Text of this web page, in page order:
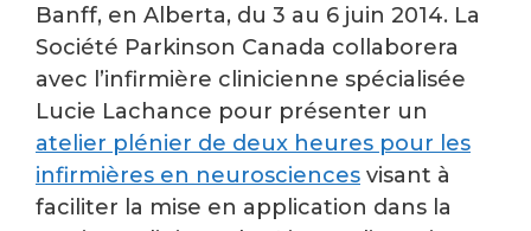
Banff, en Alberta, du 3 au 6 juin 2014. La
Société Parkinson Canada collaborera
avec l’infirmière clinicienne spécialisée
Lucie Lachance pour présenter un
atelier plénier de deux heures pour les
infirmières en neurosciences visant à
faciliter la mise en application dans la